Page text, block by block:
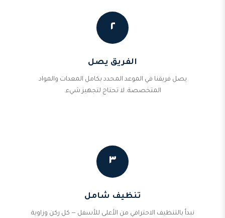
٢
الفريق يصل
يصل فريقنا في الموعد المحدد بكامل المعدات والمواد
المتخصصة. لا تحتاج لتجهيز شيء.
٣
تنظيف شامل
نبدأ بالتنظيف الاحترافي من الأعلى للأسفل — كل ركن وزاوية